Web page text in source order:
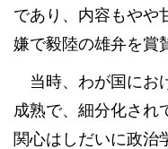
であり、内容もやや
嫌で毅陸の雄弁を賞
当時、わが国にお
成熟で、細分化され
関心はしだいに政治